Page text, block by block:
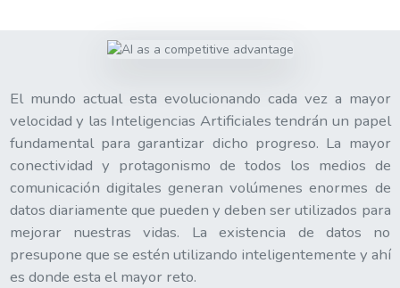
El mundo actual esta evolucionando cada vez a mayor
velocidad y las Inteligencias Artificiales tendrán un papel
fundamental para garantizar dicho progreso. La mayor
conectividad y protagonismo de todos los medios de
comunicación digitales generan volúmenes enormes de
datos diariamente que pueden y deben ser utilizados para
mejorar nuestras vidas. La existencia de datos no
presupone que se estén utilizando inteligentemente y ahí
es donde esta el mayor reto.